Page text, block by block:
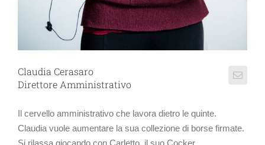
Claudia Cerasaro
Direttore Amministrativo
Il cervello amministrativo che lavora dietro le quinte.
Claudia vuole aumentare la sua collezione di borse firmate.
Si rilassa giocando con Carletto, il suo Cocker